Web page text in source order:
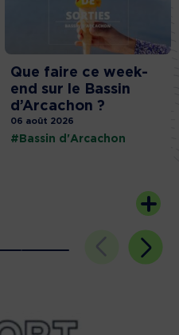
Que faire ce week-
end sur le Bassin
d’Arcachon ?
06 août 2026
#Bassin d'Arcachon